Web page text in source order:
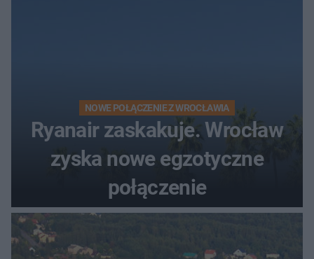
NOWE POŁĄCZENIE Z WROCŁAWIA
Ryanair zaskakuje. Wrocław
zyska nowe egzotyczne
połączenie